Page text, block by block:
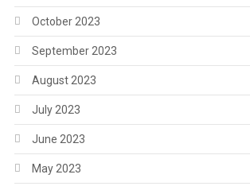
October 2023
September 2023
August 2023
July 2023
June 2023
May 2023